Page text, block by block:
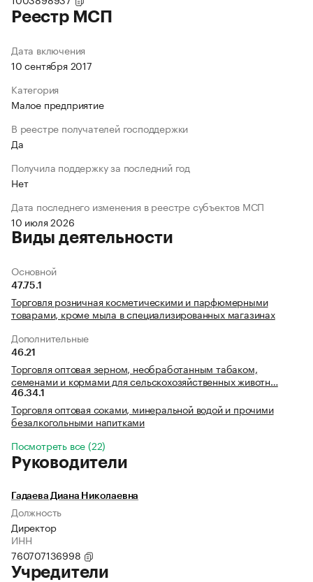
Реестр МСП
Дата включения
10 сентября 2017
Категория
Малое предприятие
В реестре получателей господдержки
Да
Получила поддержку за последний год
Нет
Дата последнего изменения в реестре субъектов МСП
10 июля 2026
Виды деятельности
Основной
47.75.1
Торговля розничная косметическими и парфюмерными
товарами, кроме мыла в специализированных магазинах
Дополнительные
46.21
Торговля оптовая зерном, необработанным табаком,
семенами и кормами для сельскохозяйственных животн…
46.34.1
Торговля оптовая соками, минеральной водой и прочими
безалкогольными напитками
Посмотреть все (22)
Руководители
Гадаева Диана Николаевна
Должность
Директор
ИНН
760707136998
Учредители